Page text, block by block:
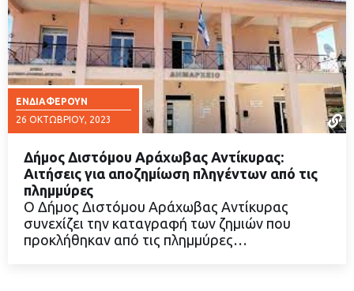
ΕΝΔΙΑΦΈΡΟΥΝ
26 ΟΚΤΩΒΡΊΟΥ, 2023
ΔΙΑΒΑΣΤΕ ΠΕΡΙΣΣΟΤΕΡΑ
Δήμος Διστόμου Αράχωβας Αντίκυρας:
Αιτήσεις για αποζημίωση πληγέντων από τις
πλημμύρες
O Δήμος Διστόμου Αράχωβας Αντίκυρας
συνεχίζει την καταγραφή των ζημιών που
προκλήθηκαν από τις πλημμύρες…